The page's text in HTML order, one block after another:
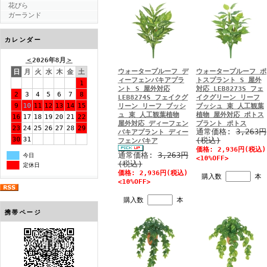
花びら
ガーランド
カレンダー
＜2026年8月 ＞
日
月 火 水 木 金 土
1
2
3 4 5 6 7
8
9
10 11 12 13 14 15
16 17 18 19 20 21 22
23 24 25 26 27 28 29
30 31
今日
定休日
携帯ページ
ウォータープルーフ デ
ィーフェンバキアプラ
ント S 屋外対応
LEB8274S フェイクグ
リーン リーフ ブッシ
ュ 束 人工観葉植物
屋外対応 ディーフェン
バキアプラント ディー
フェンバキア
通常価格:3,263円
(税込)
価格: 2,936円(税込)
<10%OFF>
購入数 本
ウォータープルーフ ポ
トスプラント S 屋外
対応 LEB8273S フェ
イクグリーン リーフ
ブッシュ 束 人工観葉
植物 屋外対応 ポトス
プラント ポトス
通常価格:3,263円
(税込)
価格: 2,936円(税込)
<10%OFF>
購入数 本